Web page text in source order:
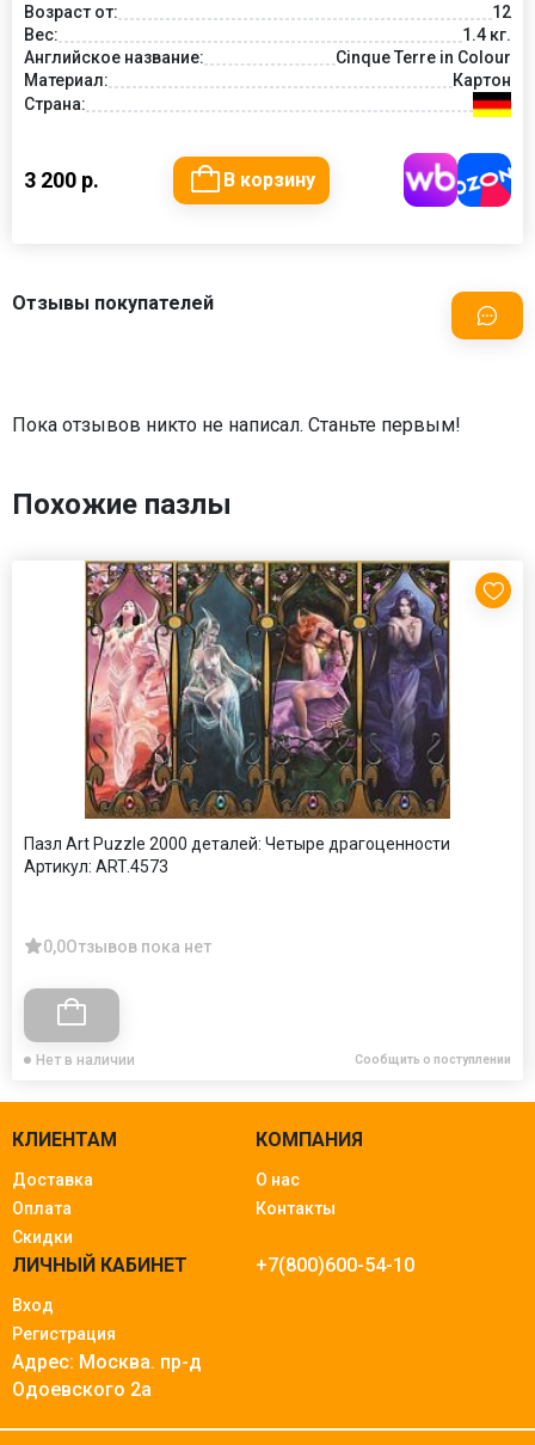
Возраст от:
12
Вес:
1.4 кг.
Английское название:
Cinque Terre in Colour
Материал:
Картон
Страна:
3 200 р. В корзину
Отзывы покупателей
Пока отзывов никто не написал. Станьте первым!
Похожие пазлы
Пазл Art Puzzle 2000 деталей: Четыре драгоценности
Артикул: ART.4573
0,0Отзывов пока нет
Нет в наличии Сообщить о поступлении
КЛИЕНТАМ
Доставка
Оплата
Скидки
КОМПАНИЯ
О нас
Контакты
ЛИЧНЫЙ КАБИНЕТ
Вход
Регистрация
+7(800)600-54-10
Адрес: Москва. пр-д
Одоевского 2а